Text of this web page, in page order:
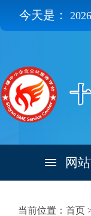
今天是：
网
当前位置：首页